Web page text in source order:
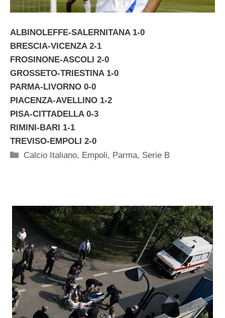
ALBINOLEFFE-SALERNITANA 1-0
BRESCIA-VICENZA 2-1
FROSINONE-ASCOLI 2-0
GROSSETO-TRIESTINA 1-0
PARMA-LIVORNO 0-0
PIACENZA-AVELLINO 1-2
PISA-CITTADELLA 0-3
RIMINI-BARI 1-1
TREVISO-EMPOLI 2-0
Categorie
Calcio Italiano, Empoli, Parma, Serie B